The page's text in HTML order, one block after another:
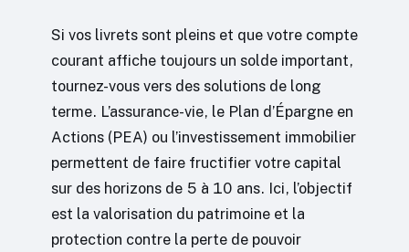
Si vos livrets sont pleins et que votre compte
courant affiche toujours un solde important,
tournez-vous vers des solutions de long
terme. L’assurance-vie, le Plan d’Épargne en
Actions (PEA) ou l’investissement immobilier
permettent de faire fructifier votre capital
sur des horizons de 5 à 10 ans. Ici, l’objectif
est la valorisation du patrimoine et la
protection contre la perte de pouvoir